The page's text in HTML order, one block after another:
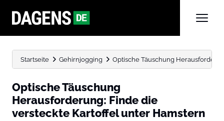
Startseite Gehirnjogging Optische Täuschung
Optische Täuschung
Herausforderung: Finde die
versteckte Kartoffel unter Hamstern